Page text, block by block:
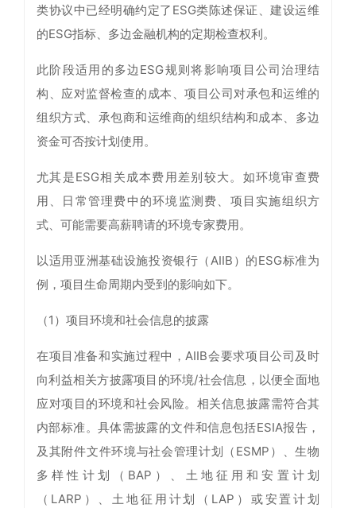
类协议中已经明确约定了ESG类陈述保证、建设运维
的ESG指标、多边金融机构的定期检查权利。
此阶段适用的多边ESG规则将影响项目公司治理结
构、应对监督检查的成本、项目公司对承包和运维的
组织方式、承包商和运维商的组织结构和成本、多边
资金可否按计划使用。
尤其是ESG相关成本费用差别较大。如环境审查费
用、日常管理费中的环境监测费、项目实施组织方
式、可能需要高薪聘请的环境专家费用。
以适用亚洲基础设施投资银行（AIIB）的ESG标准为
例，项目生命周期内受到的影响如下。
（1）项目环境和社会信息的披露
在项目准备和实施过程中，AIIB会要求项目公司及时
向利益相关方披露项目的环境/社会信息，以便全面地
应对项目的环境和社会风险。相关信息披露需符合其
内部标准。具体需披露的文件和信息包括ESIA报告，
及其附件文件环境与社会管理计划（ESMP）、生物
多样性计划（BAP）、土地征用和安置计划
（LARP）、土地征用计划（LAP）或安置计划